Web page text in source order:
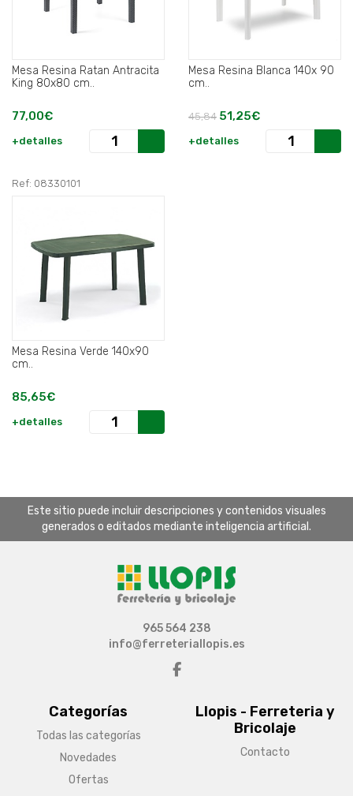
Mesa Resina Ratan Antracita
King 80x80 cm..
77,00€
+detalles
Mesa Resina Blanca 140x 90
cm..
45,84 51,25€
+detalles
Ref: 08330101
Mesa Resina Verde 140x90
cm..
85,65€
+detalles
Este sitio puede incluir descripciones y contenidos visuales
generados o editados mediante inteligencia artificial.
Categorías
Todas las categorías
Novedades
Ofertas
Llopis - Ferreteria y
Bricolaje
Contacto
965 564 238
info@ferreteriallopis.es